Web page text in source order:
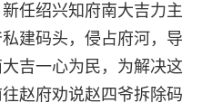
任绍兴知府南大吉力主
建码头，侵占府河，导
吉一心为民，为解决这
赵府劝说赵四爷拆除码